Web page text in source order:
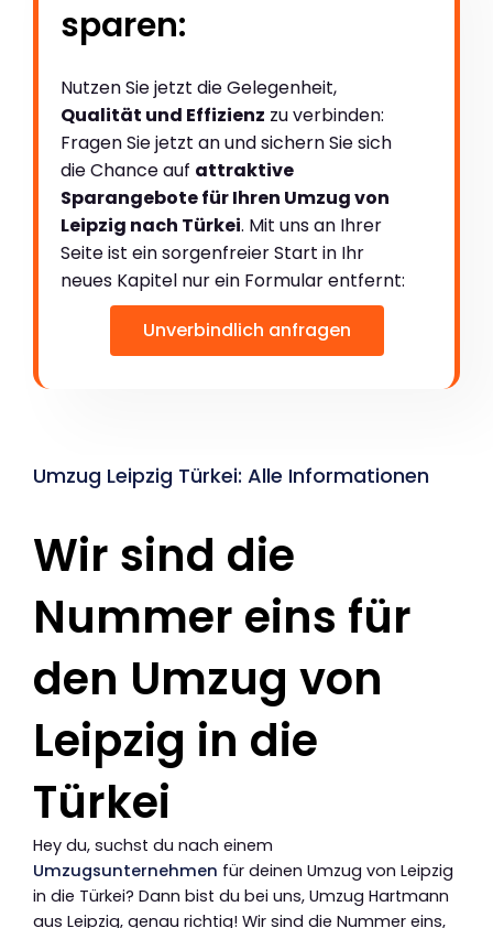
sparen:
Nutzen Sie jetzt die Gelegenheit,
Qualität und Effizienz zu verbinden:
Fragen Sie jetzt an und sichern Sie sich
die Chance auf attraktive
Sparangebote für Ihren Umzug von
Leipzig nach Türkei. Mit uns an Ihrer
Seite ist ein sorgenfreier Start in Ihr
neues Kapitel nur ein Formular entfernt:
Unverbindlich anfragen
Umzug Leipzig Türkei: Alle Informationen
Wir sind die
Nummer eins für
den Umzug von
Leipzig in die
Türkei
Hey du, suchst du nach einem
Umzugsunternehmen für deinen Umzug von Leipzig
in die Türkei? Dann bist du bei uns, Umzug Hartmann
aus Leipzig, genau richtig! Wir sind die Nummer eins,